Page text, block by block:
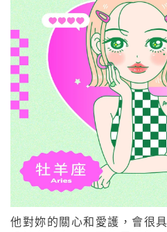
他對妳的關心和愛護，會很